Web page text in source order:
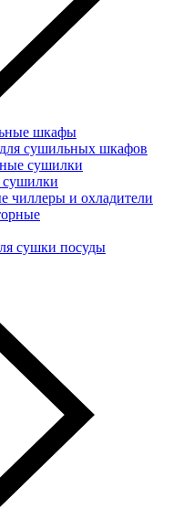
шкафы
сушильных шкафов
сушилки
чиллеры и охладители
сушки посуды